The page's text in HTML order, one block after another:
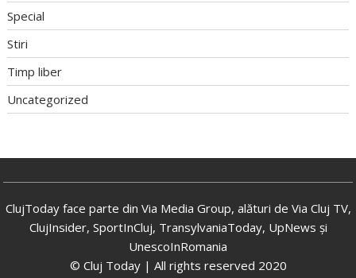
Special
Stiri
Timp liber
Uncategorized
ClujToday face parte din Via Media Group, alături de Via Cluj TV,
ClujInsider, SportInCluj, TransylvaniaToday, UpNews și
UnescoInRomania
© Cluj Today | All rights reserved 2020